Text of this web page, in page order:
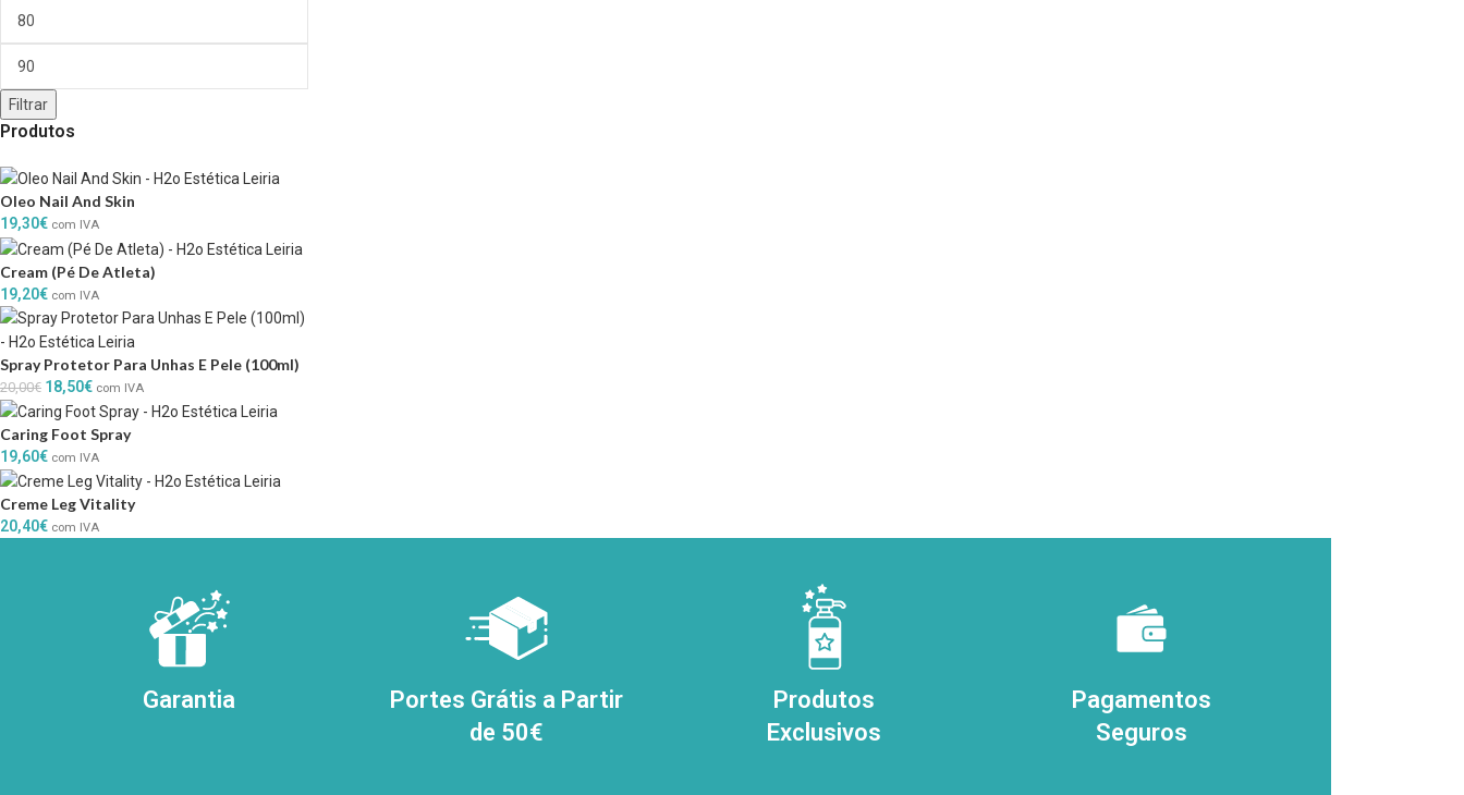
Filtrar
Produtos
Oleo Nail And Skin
19,30€ com IVA
Cream (Pé De Atleta)
19,20€ com IVA
Spray Protetor Para Unhas E Pele (100ml)
20,00€ 18,50€ com IVA
Caring Foot Spray
19,60€ com IVA
Creme Leg Vitality
20,40€ com IVA
Garantia
Portes Grátis a Partir
de 50€
Produtos
Exclusivos
Pagamentos
Seguros